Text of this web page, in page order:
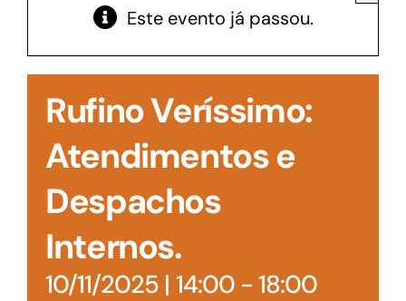
Acesso à Informação
Este evento já passou.
Rufino Veríssimo:
Atendimentos e
Despachos
Internos.
10/11/2025 | 14:00- 18:00